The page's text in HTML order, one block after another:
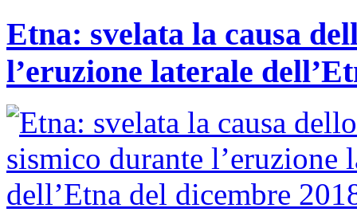
Etna: svelata la causa
l’eruzione laterale